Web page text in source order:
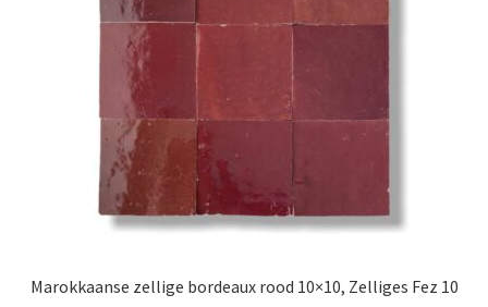
Marokkaanse zellige bordeaux rood 10×10, Zelliges Fez 10